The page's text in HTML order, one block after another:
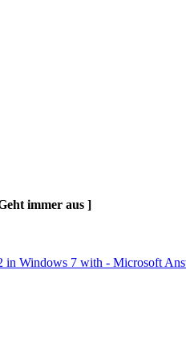
immer aus ]
in Windows 7 with - Microsoft